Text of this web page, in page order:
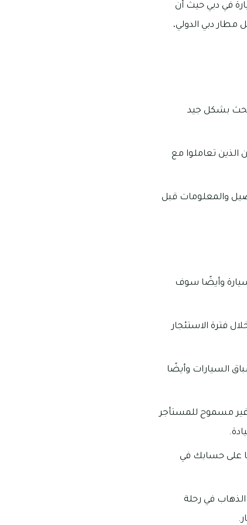
في دبي حيث أن
مطار دبي الدولي،
بشكل جيد
الذين تعاملوا مع
والمعلومات قبل
وأيضًا سوف
فترة الاستئجار
السيارات وأيضًا
مسموح للمستأجر
على حسابك في
الذهاب في رحلة